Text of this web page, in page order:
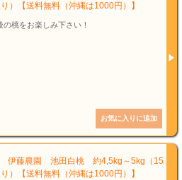
）【送料無料（沖縄は1000円）】
の桃をお楽しみ下さい！
藤農園 池田白桃 約4,5kg～5kg（15
）【送料無料（沖縄は1000円）】